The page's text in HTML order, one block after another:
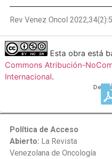
Rev Venez Oncol
Esta obra está
Commons Atribución-
Internacional.
Política de Acceso
Abierto: La Revista
Venezolana de Oncología